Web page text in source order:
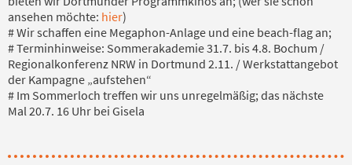
ansehen möchte: hier)
# Wir schaffen eine Megaphon-Anlage und eine beach-flag an;
# Terminhinweise: Sommerakademie 31.7. bis 4.8. Bochum /
Regionalkonferenz NRW in Dortmund 2.11. / Werkstattangebot
der Kampagne „aufstehen“
# Im Sommerloch treffen wir uns unregelmäßig; das nächste
Mal 20.7. 16 Uhr bei Gisela